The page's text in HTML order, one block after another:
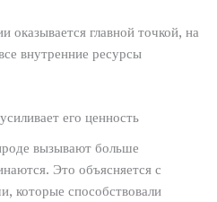
оказывается главной точкой, на
внутренние ресурсы
его ценность
вызывают больше
Это объясняется с
которые способствовали